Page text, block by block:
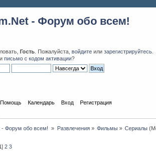
- Форум обо всем!
Гость . Пожалуйста, войдите или зарегистрируйтесь
письмо с кодом активации?
Помощь Календарь Вход Регистрация
- Форум обо всем! » Развлечения» Фильмы» Сериалы
]2 3